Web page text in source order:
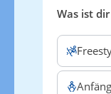
Was ist